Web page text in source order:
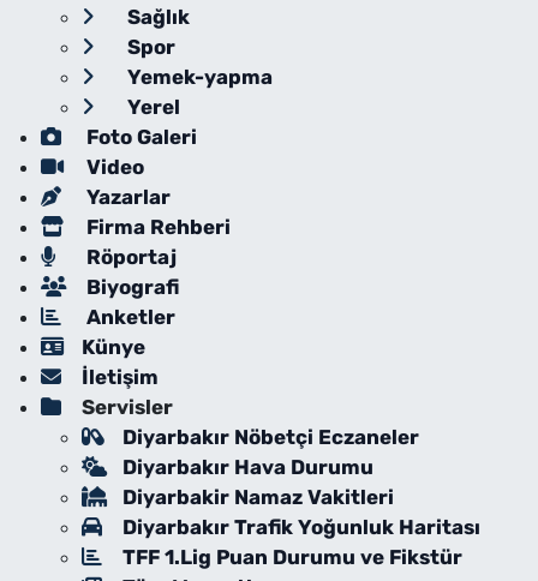
Sağlık
Spor
Yemek-yapma
Yerel
Foto Galeri
Video
Yazarlar
Firma Rehberi
Röportaj
Biyografi
Anketler
Künye
İletişim
Servisler
Diyarbakır Nöbetçi Eczaneler
Diyarbakır Hava Durumu
Diyarbakir Namaz Vakitleri
Diyarbakır Trafik Yoğunluk Haritası
TFF 1.Lig Puan Durumu ve Fikstür